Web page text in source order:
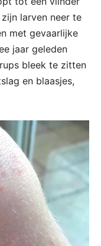
larven neer te
met gevaarlijke
jaar geleden
bleek te zitten
en blaasjes,